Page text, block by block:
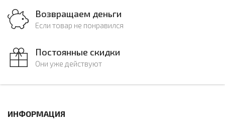
Возвращаем деньги
Если товар не понравился
Постоянные скидки
Они уже действуют
ИНФОРМАЦИЯ